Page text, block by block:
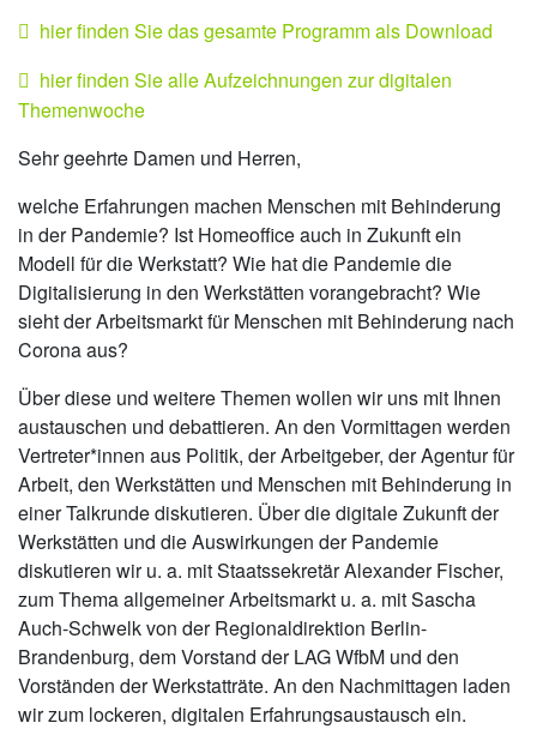
hier finden Sie das gesamte Programm als Download
hier finden Sie alle Aufzeichnungen zur digitalen
Themenwoche
Sehr geehrte Damen und Herren,
welche Erfahrungen machen Menschen mit Behinderung
in der Pandemie? Ist Homeoffice auch in Zukunft ein
Modell für die Werkstatt? Wie hat die Pandemie die
Digitalisierung in den Werkstätten vorangebracht? Wie
sieht der Arbeitsmarkt für Menschen mit Behinderung nach
Corona aus?
Über diese und weitere Themen wollen wir uns mit Ihnen
austauschen und debattieren. An den Vormittagen werden
Vertreter*innen aus Politik, der Arbeitgeber, der Agentur für
Arbeit, den Werkstätten und Menschen mit Behinderung in
einer Talkrunde diskutieren. Über die digitale Zukunft der
Werkstätten und die Auswirkungen der Pandemie
diskutieren wir u. a. mit Staatssekretär Alexander Fischer,
zum Thema allgemeiner Arbeitsmarkt u. a. mit Sascha
Auch-Schwelk von der Regionaldirektion Berlin-
Brandenburg, dem Vorstand der LAG WfbM und den
Vorständen der Werkstatträte. An den Nachmittagen laden
wir zum lockeren, digitalen Erfahrungsaustausch ein.